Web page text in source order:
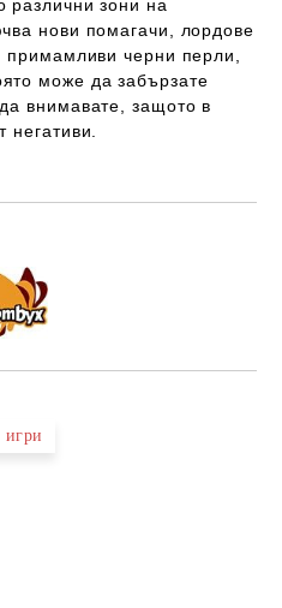
различни зони на
нови помагачи, лордове
черни перли,
може да забързате
внимавате, защото в
негативи.
игри